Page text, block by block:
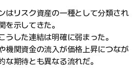
はリスク資産の一種として分類され
を示してきた。
うした連結は明確に弱まった。
機関資金の流入が価格上昇につなが
な期待とも異なる流れだ。